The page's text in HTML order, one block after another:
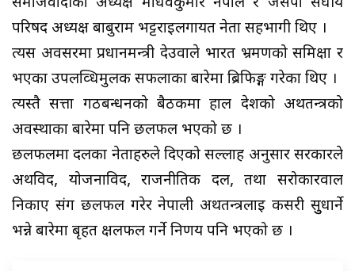
परिषद अध्यक्ष बाबुराम भट्टराईलगायत नेता सहभागी थिए ।
त्यस अवसरमा प्रधानमन्त्री देउवाले भारत भ्रमणको समिक्षा र
भएका उपलव्धिमुलक सफलाका बारेमा ब्रिफिङ्ग गरेका थिए ।
त्यस्तै सत्ता गठबन्धनको बैठकमा हाल देशको अर्थतन्त्रको
अवस्थाका बारेमा पनि छलफल भएको छ ।
छलफलमा दलका नेताहरुले दिएको सल्लाह अनुसार सरकारले
अर्थविद, योजनाविद, राजनीतिक दल, तथा सरोकारवाल
निकाए संग छलफल गरेर नेपाली अर्थतन्त्रलाई कसरी सुुधार्ने
भन्ने बारेमा बृहत क्षलफल गर्ने निर्णय पनि भएको छ ।